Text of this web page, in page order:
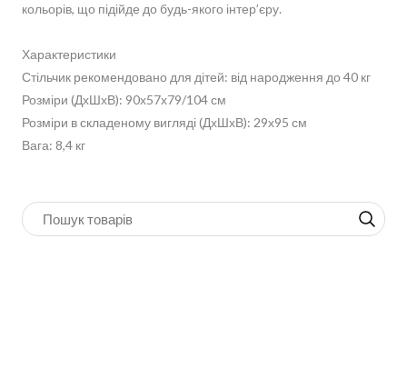
кольорів, що підійде до будь-якого інтер’єру.
Характеристики
Стільчик рекомендовано для дітей: від народження до 40 кг
Розміри (ДхШхВ): 90х57х79/104 см
Розміри в складеному вигляді (ДхШхВ): 29х95 см
Вага: 8,4 кг